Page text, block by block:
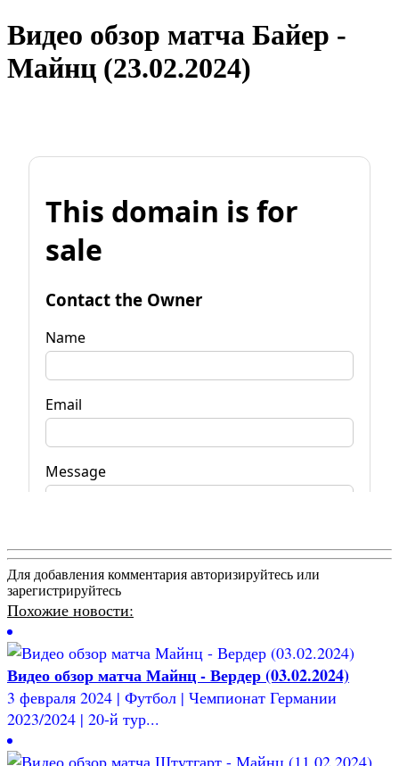
Видео обзор матча Байер -
Майнц (23.02.2024)
Для добавления комментария авторизируйтесь или
зарегистрируйтесь
Похожие новости:
Видео обзор матча Майнц - Вердер (03.02.2024)
3 февраля 2024 | Футбол | Чемпионат Германии
2023/2024 | 20-й тур...